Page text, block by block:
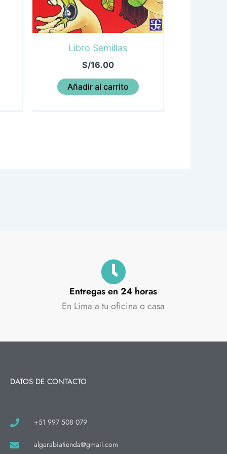
Libro Semillas
S/16.00
Añadir al carrito
Entregas en 24 horas
En Lima a tu oficina o casa
DATOS DE CONTACTO
+51 997 508 079
algarabiatienda@gmail.com